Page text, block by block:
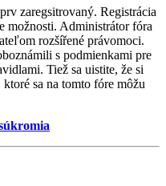
zaregsitrovaný. Registrácia
možnosti. Administrátor fóra
rozšířené právomoci.
s podmienkami pre
Tiež sa uistite, že si
sa na tomto fóre môžu